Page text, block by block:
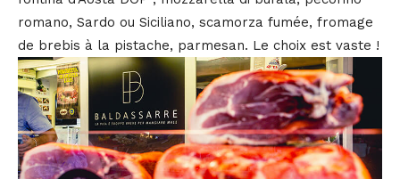
romano, Sardo ou Siciliano, scamorza fumée, fromage
de brebis à la pistache, parmesan. Le choix est vaste !